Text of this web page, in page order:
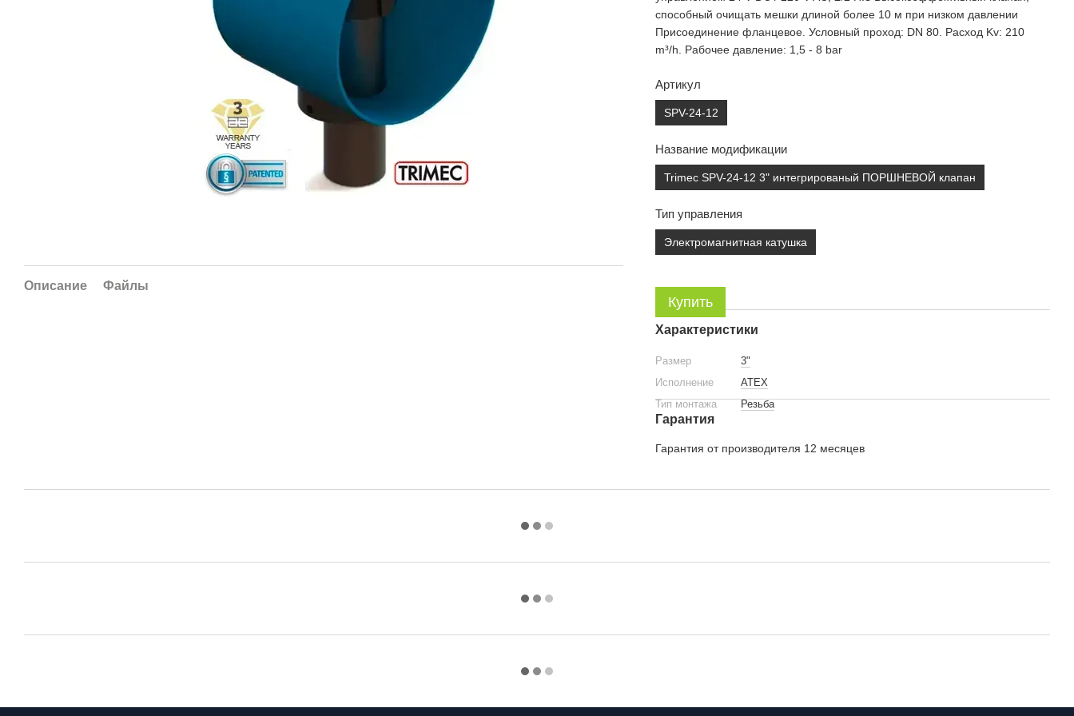
Описание Файлы
способный очищать мешки длиной более 10 м при низком давлении
Присоединение фланцевое. Условный проход: DN 80. Расход Kv: 210
m³/h. Рабочее давление: 1,5 - 8 bar
Артикул
SPV-24-12
Название модификации
Trimec SPV-24-12 3" интегрированый ПОРШНЕВОЙ клапан
Тип управления
Электромагнитная катушка
Купить
Характеристики
Размер
3"
Исполнение
ATEX
Тип монтажа
Резьба
Гарантия
Гарантия от производителя 12 месяцев